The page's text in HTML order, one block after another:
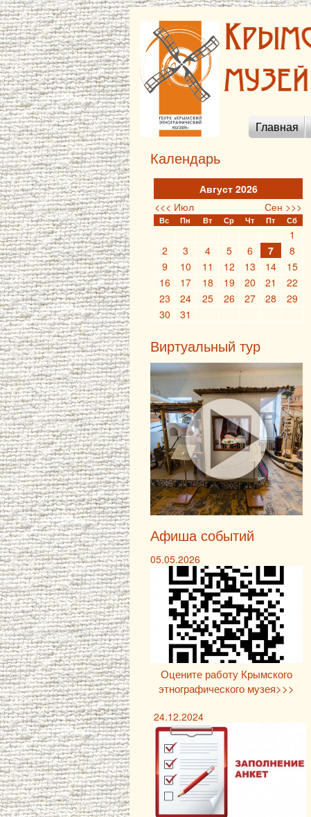
Главная
Календарь
Август 2026
<<< Июл
Сен >>>
Вс Пн Вт Ср Чт Пт Сб
1
2
3 4 5 6 7
8
9
10 11 12 13 14
15
16
17 18 19 20 21
22
23
24 25 26 27 28
29
30
31
Виртуальный тур
Афиша событий
05.05.2026
Оцените работу Крымского
этнографического музея>>>
24.12.2024